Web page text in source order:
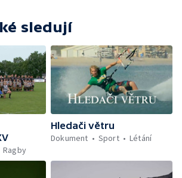
sledují
Ragby
Hledači větru
Dokument
Sport Létání